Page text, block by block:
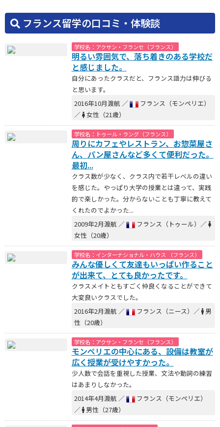
フランス留学の口コミ・体験談
学校名：アクサン・フランセ（フランス）
明るい雰囲気で、落ち着きのある学校だ
と感じました。
自分にあったクラスだと、フランス語力は伸びる
と思います。
2016年10月渡航 ／
フランス（モンペリエ）
／ 女性（21歳）
学校名：トゥール・ラング（フランス）
周りにカフェやレストラン、お惣菜屋さ
ん、パン屋さんなど多くて便利だった。
最初...
クラス数が少なく、クラス内で若干レベルの違い
を感じた。やっぱり大学の授業とは違って、実践
的で楽しかった。分からないことも丁寧に教えて
くれたのでよかった...
2009年2月渡航 ／
フランス（トゥール）／
女性（20歳）
学校名：インターナショナル・ハウス （フランス）
みんな優しくて友達もいっぱい作ること
が出来て、とても良かったです。
クラスメイトともすごく仲良くなることができて
大変良いクラスでした。
2016年2月渡航 ／
フランス（ニース）／ 男
性（20歳）
学校名：アクサン・フランセ（フランス）
モンペリエの中心にある、設備は教室が
広く授業が受けやすかった。
少人数で会話を重視した授業、文法や動詞の練習
はあまりしなかった。
2014年4月渡航 ／
フランス（モンペリエ）
／ 男性（27歳）